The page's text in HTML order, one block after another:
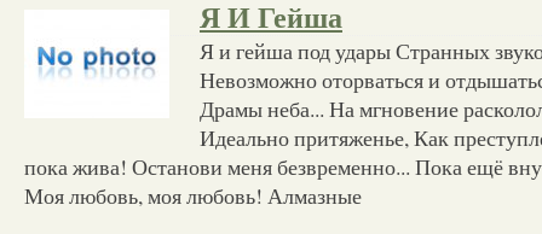
Я И Гейша
Я и гейша под удары Странных
Невозможно оторваться и
Драмы неба... На мгновение
Идеально притяженье, Как
пока жива! Останови меня безвременно... Пока ещё
Моя любовь, моя любовь! Алмазные